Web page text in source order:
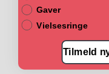
Gaver
Vielsesringe
Tilmeld